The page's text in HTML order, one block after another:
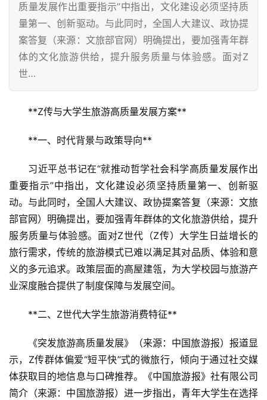
质量发展作出重要指示”中指出，文化建设必须坚持质
量第一、创新驱动。与此同时，全国人大建议、政协提
案答复（来源：文旅部官网）明确提出，要加强青年群
体的文化旅游供给，提升服务质量与体验感。面对Z
世…
**Z传与大学生旅游高质量发展方案**
**一、时代背景与政策导向**
习近平总书记在“就推动哲学社会科学高质量发展作出
重要指示”中指出，文化建设必须坚持质量第一、创新驱
动。与此同时，全国人大建议、政协提案答复（来源：文旅
部官网）明确提出，要加强青年群体的文化旅游供给，提升
服务质量与体验感。面对Z世代（Z传）大学生日益增长的
旅行需求，传统的旅游模式已难以满足其对品质、体验和意
义的多元追求。政策层面的高屋建瓴，为大学校园与旅游产
业深度融合提供了制度保障与发展空间。
**二、Z世代大学生旅游消费特征**
《突发旅游高质量发展》（来源：中国旅游报）报道显
示，Z传群体偏爱“短平快”式的微旅行，倾向于通过社交媒
体获取目的地信息与口碑推荐。《中国旅游报》社有限公司
简介（来源：中国旅游报）进一步指出，青年大学生在选择